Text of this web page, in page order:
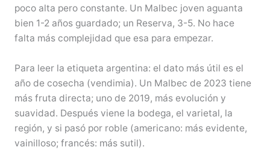
poco alta pero constante. Un Malbec joven aguanta
bien 1-2 años guardado; un Reserva, 3-5. No hace
falta más complejidad que esa para empezar.
Para leer la etiqueta argentina: el dato más útil es el
año de cosecha (vendimia). Un Malbec de 2023 tiene
más fruta directa; uno de 2019, más evolución y
suavidad. Después viene la bodega, el varietal, la
región, y si pasó por roble (americano: más evidente,
vainilloso; francés: más sutil).